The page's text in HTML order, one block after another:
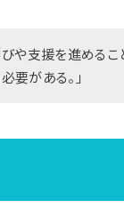
や支援を進めるこ
要がある。」